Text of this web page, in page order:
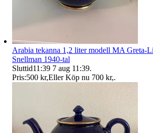
Arabia tekanna 1,2 liter modell MA Greta-
Snellman 1940-tal
Sluttid11:39 7 aug 11:39.
Pris:500 kr,Eller Köp nu 700 kr,.